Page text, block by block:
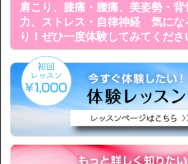
肩こり、膝痛・腰痛、美姿勢・
力、ストレス・自律神経 気にな
り！ぜひ一度体験してみてくださ